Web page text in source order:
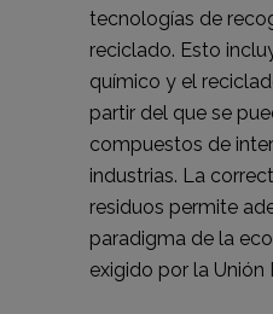
tecnologías de
reciclado. Esto
químico y el
partir del que se
compuestos de
industrias. La
residuos permite
paradigma de la
exigido por la Unión